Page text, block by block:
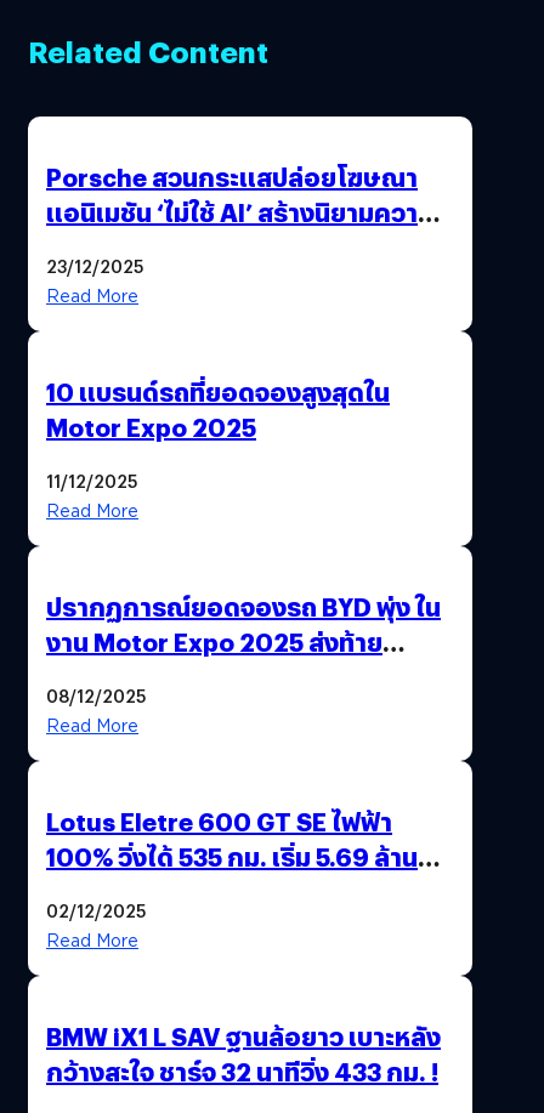
Related Content
Porsche สวนกระแสปล่อยโฆษณา
แอนิเมชัน ‘ไม่ใช้ AI’ สร้างนิยามความ
23/12/2025
Read More
10 แบรนด์รถที่ยอดจองสูงสุดใน
Motor Expo 2025
11/12/2025
Read More
ปรากฏการณ์ยอดจองรถ BYD พุ่ง ใน
งาน Motor Expo 2025 ส่งท้าย
08/12/2025
Read More
Lotus Eletre 600 GT SE ไฟฟ้า
100% วิ่งได้ 535 กม. เริ่ม 5.69 ล้าน
02/12/2025
Read More
BMW iX1 L SAV ฐานล้อยาว เบาะหลัง
กว้างสะใจ ชาร์จ 32 นาทีวิ่ง 433 กม. !